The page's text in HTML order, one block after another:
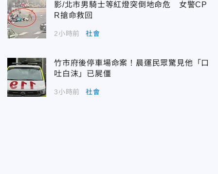
影/北市男騎士等紅燈突倒地命危 女警CP
R搶命救回
2小時前 社會
竹市府後停車場命案！晨運民眾驚見他「口
吐白沫」已屍僵
3小時前 社會